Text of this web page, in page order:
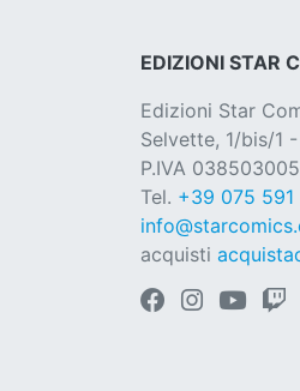
EDIZIONI STAR
Edizioni Star
Selvette, 1/bis/1
P.IVA
Tel. +39 075 591
acquisti